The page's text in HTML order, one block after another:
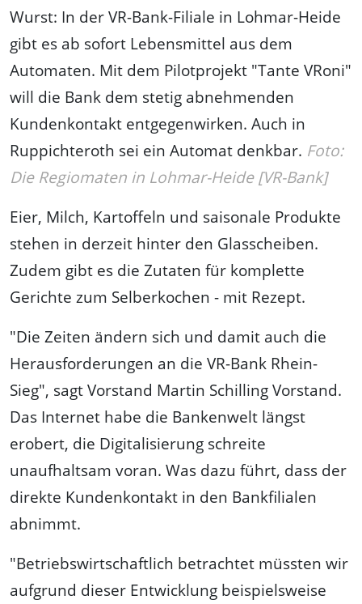
Wurst: In der VR-Bank-Filiale in Lohmar-Heide
gibt es ab sofort Lebensmittel aus dem
Automaten. Mit dem Pilotprojekt "Tante VRoni"
will die Bank dem stetig abnehmenden
Kundenkontakt entgegenwirken. Auch in
Ruppichteroth sei ein Automat denkbar. Foto:
Die Regiomaten in Lohmar-Heide [VR-Bank]
Eier, Milch, Kartoffeln und saisonale Produkte
stehen in derzeit hinter den Glasscheiben.
Zudem gibt es die Zutaten für komplette
Gerichte zum Selberkochen - mit Rezept.
"Die Zeiten ändern sich und damit auch die
Herausforderungen an die VR-Bank Rhein-
Sieg", sagt Vorstand Martin Schilling Vorstand.
Das Internet habe die Bankenwelt längst
erobert, die Digitalisierung schreite
unaufhaltsam voran. Was dazu führt, dass der
direkte Kundenkontakt in den Bankfilialen
abnimmt.
"Betriebswirtschaftlich betrachtet müssten wir
aufgrund dieser Entwicklung beispielsweise